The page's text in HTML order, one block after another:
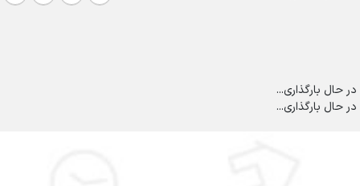
در حال بارگذاری...
در حال بارگذاری...